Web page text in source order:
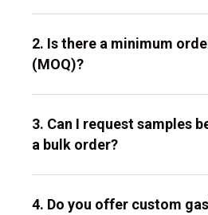
2. Is there a minimum
(MOQ)?
3. Can I request samples
a bulk order?
4. Do you offer custom